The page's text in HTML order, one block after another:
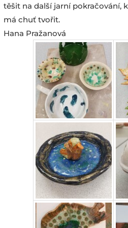
těšit na další jarní pokračování,
má chuť tvořit.
Hana Pražanová